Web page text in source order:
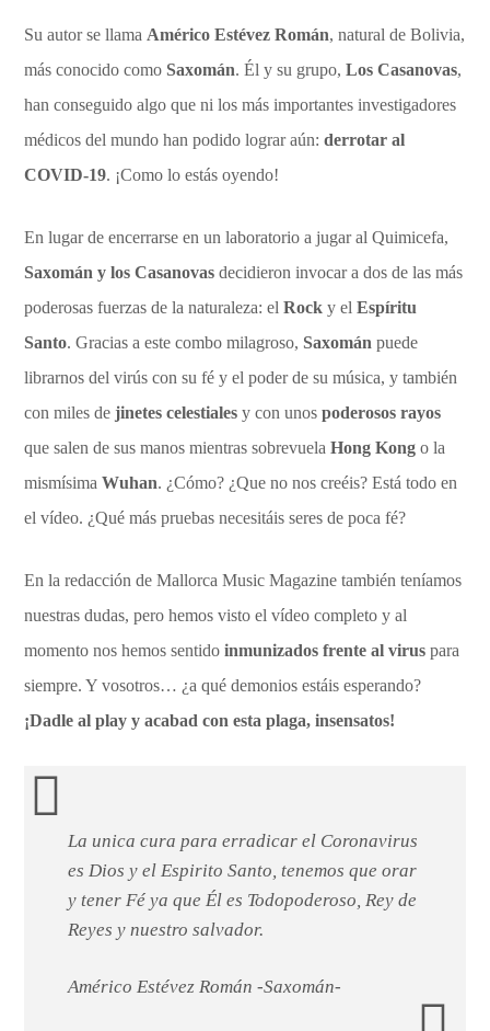
Su autor se llama Américo Estévez Román, natural de Bolivia,
más conocido como Saxomán. Él y su grupo,Los Casanovas,
han conseguido algo que ni los más importantes investigadores
médicos del mundo han podido lograr aún:derrotar al
COVID-19. ¡Como lo estás oyendo!
En lugar de encerrarse en un laboratorio a jugar al Quimicefa,
Saxomán y los Casanovas decidieron invocar a dos de las más
poderosas fuerzas de la naturaleza: elRock y elEspíritu
Santo. Gracias a este combo milagroso, Saxomán puede
librarnos del virús con su fé y el poder de su música, y también
con miles dejinetes celestiales y con unospoderosos rayos
que salen de sus manos mientras sobrevuelaHong Kong o la
mismísimaWuhan. ¿Cómo? ¿Que no nos creéis? Está todo en
el vídeo. ¿Qué más pruebas necesitáis seres de poca fé?
En la redacción de Mallorca Music Magazine también teníamos
nuestras dudas, pero hemos visto el vídeo completo y al
momento nos hemos sentidoinmunizados frente al virus para
siempre. Y vosotros… ¿a qué demonios estáis esperando?
¡Dadle al play y acabad con esta plaga, insensatos!
La unica cura para erradicar el Coronavirus
es Dios y el Espirito Santo, tenemos que orar
y tener Fé ya que Él es Todopoderoso, Rey de
Reyes y nuestro salvador.
Américo Estévez Román -Saxomán-